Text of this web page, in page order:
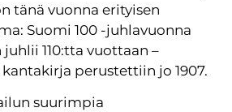
tänä vuonna erityisen
Suomi 100 -juhlavuonna
110:tta vuottaan –
perustettiin jo 1907.
suurimpia